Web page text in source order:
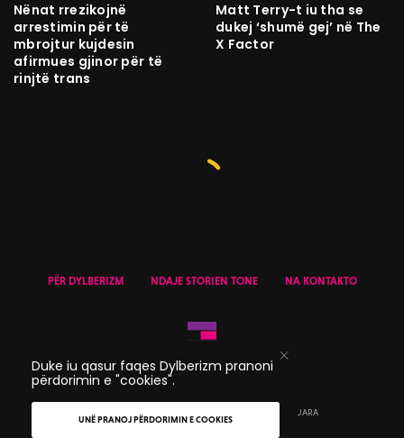
Nënat rrezikojnë
arrestimin për të
mbrojtur kujdesin
afirmues gjinor për të
rinjtë trans
Matt Terry-t iu tha se
dukej ‘shumë gej’ në The
X Factor
PËR DYLBERIZM NDAJE STORIEN TONE NA KONTAKTO
© 2020 DYLBERIZM - TË GJITHA TË DREJTAT E REZERVUARA
Duke iu qasur faqes Dylberizm pranoni
përdorimin e "cookies".
UNË PRANOJ PËRDORIMIN E COOKIES